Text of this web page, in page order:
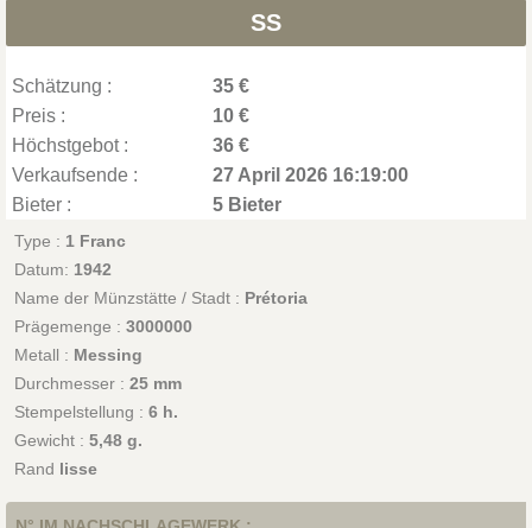
SS
Schätzung :
35 €
Preis :
10 €
Höchstgebot :
36 €
Verkaufsende :
27 April 2026 16:19:00
Bieter :
5 Bieter
Type : 1 Franc
Datum: 1942
Name der Münzstätte / Stadt : Prétoria
Prägemenge : 3000000
Metall : Messing
Durchmesser : 25 mm
Stempelstellung : 6 h.
Gewicht : 5,48 g.
Rand lisse